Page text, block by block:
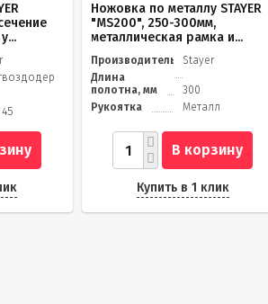
Ножовка по металлу STAYER
"MS200", 250-300мм,
металлическая рамка и...
Производитель
Stayer
Длина
полотна, мм
300
Рукоятка
Металл
В корзину
Купить в 1 клик